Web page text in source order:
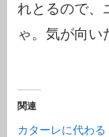
れとるので、
ゃ。気が向い
関連
カターレに代わる